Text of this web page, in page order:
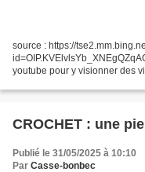
source : https://
youtube pour y visionner des
chevelure...
CROCHET : une
Publié le 31/05/2025 à 10:10
Par Casse-bonbec